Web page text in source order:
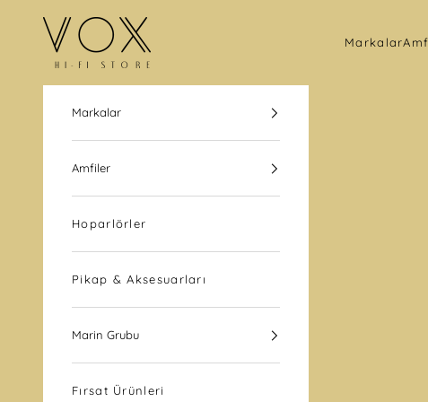
VOX Hi-Fi Store
Markalar
Markalar
Amfiler
Hoparlörler
Pikap & Aksesuarları
Marin Grubu
Fırsat Ürünleri